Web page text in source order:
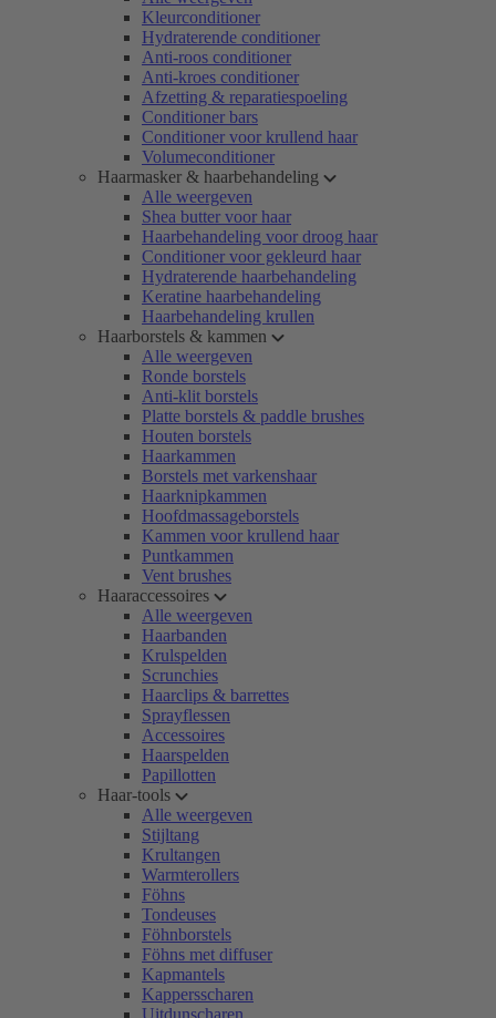
Kleurconditioner
Hydraterende conditioner
Anti-roos conditioner
Anti-kroes conditioner
Afzetting & reparatiespoeling
Conditioner bars
Conditioner voor krullend haar
Volumeconditioner
Haarmasker & haarbehandeling
Alle weergeven
Shea butter voor haar
Haarbehandeling voor droog haar
Conditioner voor gekleurd haar
Hydraterende haarbehandeling
Keratine haarbehandeling
Haarbehandeling krullen
Haarborstels & kammen
Alle weergeven
Ronde borstels
Anti-klit borstels
Platte borstels & paddle brushes
Houten borstels
Haarkammen
Borstels met varkenshaar
Haarknipkammen
Hoofdmassageborstels
Kammen voor krullend haar
Puntkammen
Vent brushes
Haaraccessoires
Alle weergeven
Haarbanden
Krulspelden
Scrunchies
Haarclips & barrettes
Sprayflessen
Accessoires
Haarspelden
Papillotten
Haar-tools
Alle weergeven
Stijltang
Krultangen
Warmterollers
Föhns
Tondeuses
Föhnborstels
Föhns met diffuser
Kapmantels
Kappersscharen
Uitdunscharen